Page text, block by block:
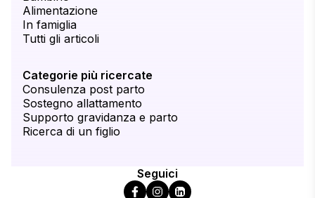
Alimentazione
In famiglia
Tutti gli articoli
Categorie più ricercate
Consulenza post parto
Sostegno allattamento
Supporto gravidanza e parto
Ricerca di un figlio
Seguici